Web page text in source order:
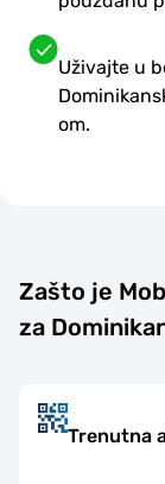
Uživajte u
om.
Zašto je
za
Trenutna